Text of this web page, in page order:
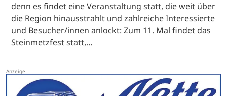
denn es findet eine Veranstaltung statt, die weit über
die Region hinausstrahlt und zahlreiche Interessierte
und Besucher/innen anlockt: Zum 11. Mal findet das
Steinmetzfest statt,…